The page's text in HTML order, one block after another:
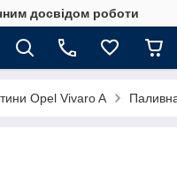
досвідом роботи
Opel Vivaro A